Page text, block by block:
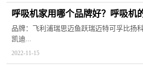
呼吸机家用哪个品牌好？呼吸机
些？
品牌：飞利浦瑞思迈鱼跃瑞迈特可孚比扬
凯迪...
2022-11-15